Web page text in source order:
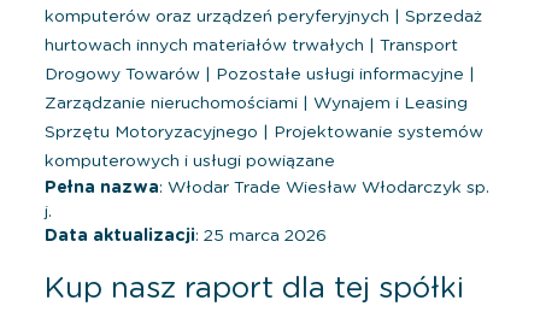
komputerów oraz urządzeń peryferyjnych
Sprzedaż
hurtowach innych materiałów trwałych
Transport
Drogowy Towarów
Pozostałe usługi informacyjne
Zarządzanie nieruchomościami
Wynajem i Leasing
Sprzętu Motoryzacyjnego
Projektowanie systemów
komputerowych i usługi powiązane
Pełna nazwa: Włodar Trade Wiesław Włodarczyk sp.
j.
Data aktualizacji: 25 marca 2026
Kup nasz raport dla tej spółki